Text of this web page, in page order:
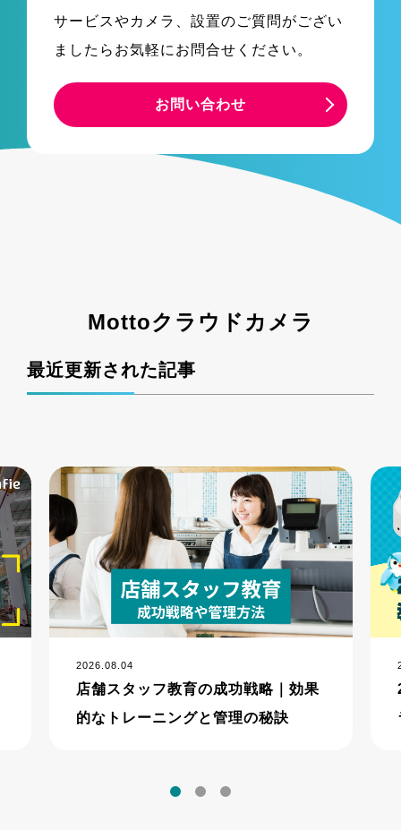
サービスやカメラ、設置のご質問がござい
ましたらお気軽にお問合せください。
お問い合わせ
Mottoクラウドカメラ
最近更新された記事
2026.08.04
店舗スタッフ教育の成功戦略｜効果
的なトレーニングと管理の秘訣